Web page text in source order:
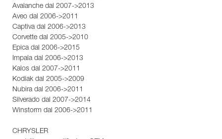
Avalanche dal 2007->2013
Aveo dal 2006->2011
Captiva dal 2006->2013
Corvette dal 2005->2010
Epica dal 2006->2015
Impala dal 2006->2013
Kalos dal 2007->2011
Kodiak dal 2005->2009
Nubira dal 2006->2011
Silverado dal 2007->2014
Winstorm dal 2006->2011
CHRYSLER